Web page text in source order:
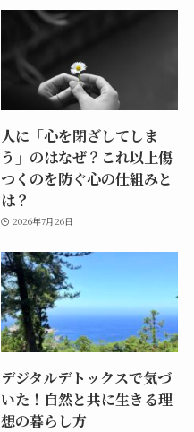
人に「心を閉ざしてしま
う」のはなぜ？これ以上傷
つくのを防ぐ心の仕組みと
は？
2026年7月26日
デジタルデトックスで気づ
いた！自然と共に生きる理
想の暮らし方